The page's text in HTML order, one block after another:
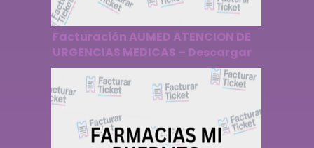
Facturación AUMED ATENCION DE
URGENCIAS MEDICAS – Descargar
Factura